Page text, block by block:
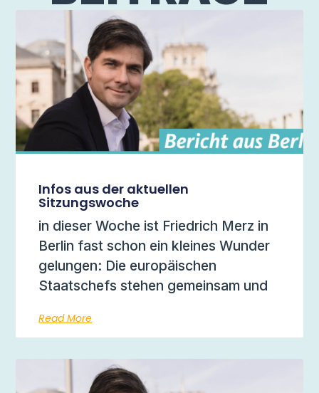
Infos aus der aktuellen
Sitzungswoche
in dieser Woche ist Friedrich Merz in
Berlin fast schon ein kleines Wunder
gelungen: Die europäischen
Staatschefs stehen gemeinsam und
Read More